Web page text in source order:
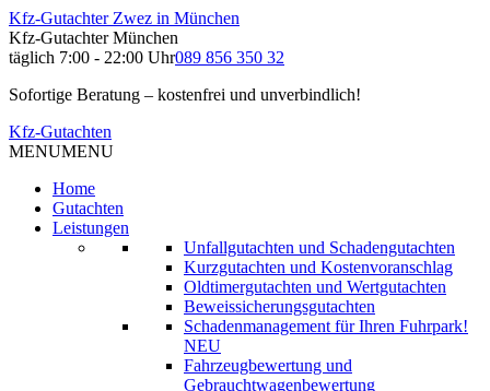
Kfz-Gutachter Zwez in München
Kfz-Gutachter München
täglich 7:00 - 22:00 Uhr089 856 350 32
Sofortige Beratung – kostenfrei und unverbindlich!
Kfz-Gutachten
MENUMENU
Home
Gutachten
Leistungen
Unfallgutachten und Schadengutachten
Kurzgutachten und Kostenvoranschlag
Oldtimergutachten und Wertgutachten
Beweissicherungsgutachten
Schadenmanagement für Ihren Fuhrpark!
NEU
Fahrzeugbewertung und
Gebrauchtwagenbewertung